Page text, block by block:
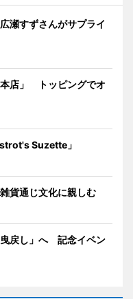
瀬すずさんがサプライ
店」 トッピングでオ
Suzette」
貨通じ文化に親しむ
曳戻し」へ 記念イベン